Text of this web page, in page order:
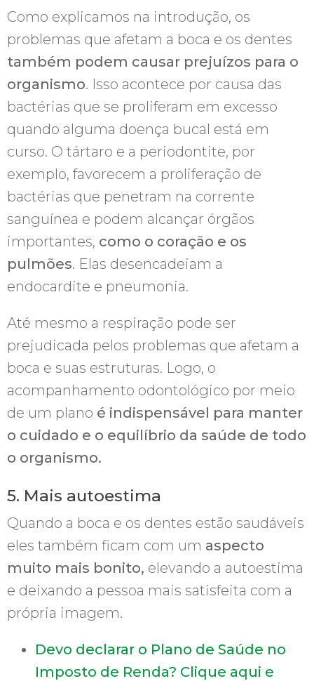
Como explicamos na introdução, os
problemas que afetam a boca e os dentes
também podem causar prejuízos para o
organismo. Isso acontece por causa das
bactérias que se proliferam em excesso
quando alguma doença bucal está em
curso. O tártaro e a periodontite, por
exemplo, favorecem a proliferação de
bactérias que penetram na corrente
sanguínea e podem alcançar órgãos
importantes, como o coração e os
pulmões. Elas desencadeiam a
endocardite e pneumonia.
Até mesmo a respiração pode ser
prejudicada pelos problemas que afetam a
boca e suas estruturas. Logo, o
acompanhamento odontológico por meio
de um plano é indispensável para manter
o cuidado e o equilíbrio da saúde de todo
o organismo.
5. Mais autoestima
Quando a boca e os dentes estão saudáveis
eles também ficam com um aspecto
muito mais bonito, elevando a autoestima
e deixando a pessoa mais satisfeita com a
própria imagem.
Devo declarar o Plano de Saúde no
Imposto de Renda? Clique aqui e